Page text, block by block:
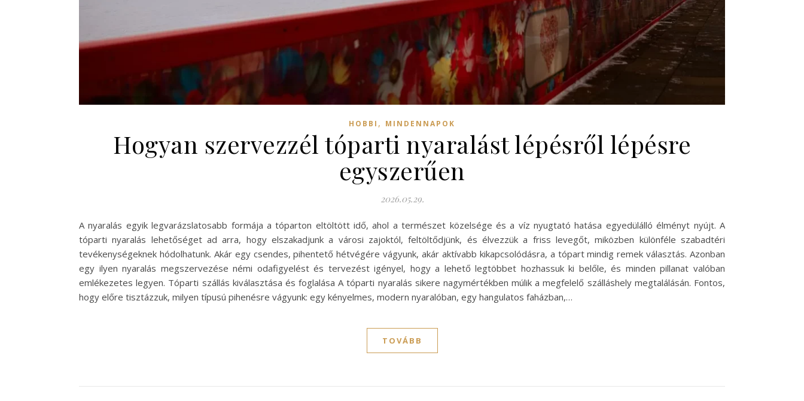
HOBBI , MINDENNAPOK
Hogyan szervezzél tóparti nyaralást lépésről lépésre
egyszerűen
2026.05.29.
A nyaralás egyik legvarázslatosabb formája a tóparton eltöltött idő, ahol a természet közelsége és a víz nyugtató hatása egyedülálló élményt nyújt. A
tóparti nyaralás lehetőséget ad arra, hogy elszakadjunk a városi zajoktól, feltöltődjünk, és élvezzük a friss levegőt, miközben különféle szabadtéri
tevékenységeknek hódolhatunk. Akár egy csendes, pihentető hétvégére vágyunk, akár aktívabb kikapcsolódásra, a tópart mindig remek választás. Azonban
egy ilyen nyaralás megszervezése némi odafigyelést és tervezést igényel, hogy a lehető legtöbbet hozhassuk ki belőle, és minden pillanat valóban
emlékezetes legyen. Tóparti szállás kiválasztása és foglalása A tóparti nyaralás sikere nagymértékben múlik a megfelelő szálláshely megtalálásán. Fontos,
hogy előre tisztázzuk, milyen típusú pihenésre vágyunk: egy kényelmes, modern nyaralóban, egy hangulatos faházban,…
TOVÁBB